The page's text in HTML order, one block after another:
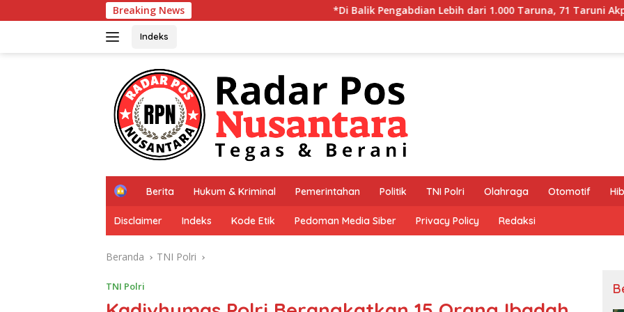
ke
Breaking News *Di Balik Pengabdian Lebih dari 1.000 Taruna, 71 Taruni Akpol Perkuat
Indeks
H
m
e
Berita Hukum & Kriminal Pemerintahan Politik TNI Polri Olahraga Otomotif
Disclaimer Indeks Kode Etik Pedoman Media Siber Privacy Policy Redaksi
Beranda TNI Polri
TNI Polri